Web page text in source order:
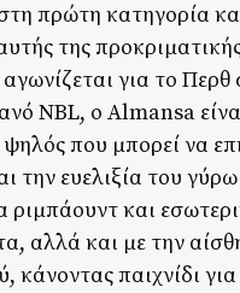
πρώτη κατηγορία
της
για το Περθ
NBL, ο Almansa
ψηλός που μπορεί να
την ευελιξία του
ριμπάουντ και
αλλά και με την
κάνοντας παιχνίδι